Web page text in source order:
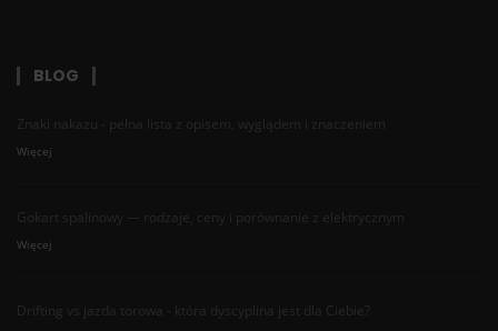
BLOG
Znaki nakazu - pełna lista z opisem, wyglądem i znaczeniem
Więcej
Gokart spalinowy — rodzaje, ceny i porównanie z elektrycznym
Więcej
Drifting vs jazda torowa - która dyscyplina jest dla Ciebie?